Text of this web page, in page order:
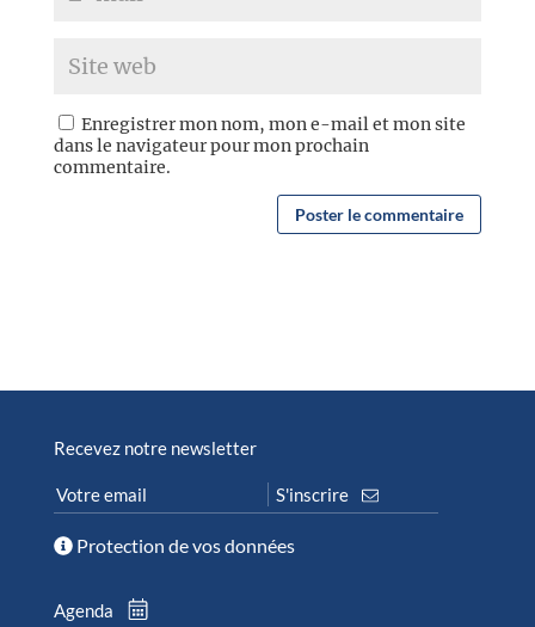
Enregistrer mon nom, mon e-mail et mon site
dans le navigateur pour mon prochain
commentaire.
Recevez notre newsletter
Protection de vos données
Agenda